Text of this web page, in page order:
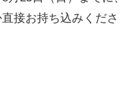
接お持ち込みくださ